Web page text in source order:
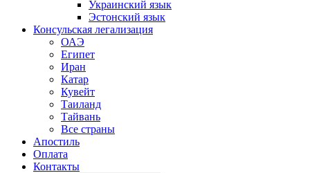
Украинский язык
Эстонский язык
Консульская легализация
ОАЭ
Египет
Иран
Катар
Кувейт
Таиланд
Тайвань
Все страны
Апостиль
Оплата
Контакты